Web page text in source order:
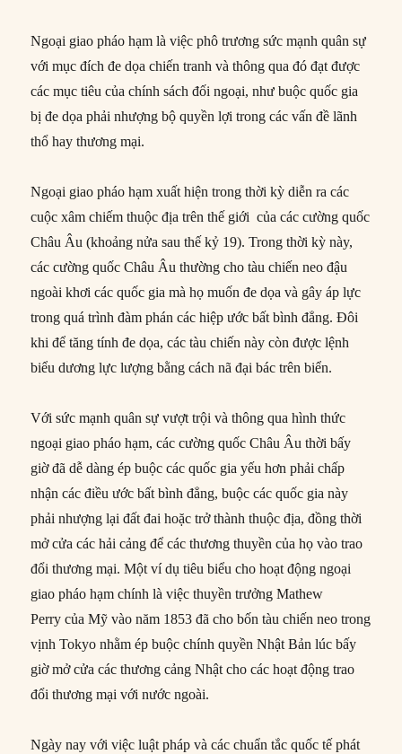
Ngoại giao pháo hạm là việc phô trương sức mạnh quân sự
với mục đích đe dọa chiến tranh và thông qua đó đạt được
các mục tiêu của chính sách đối ngoại, như buộc quốc gia
bị đe dọa phải nhượng bộ quyền lợi trong các vấn đề lãnh
thổ hay thương mại.
Ngoại giao pháo hạm xuất hiện trong thời kỳ diễn ra các
cuộc xâm chiếm thuộc địa trên thế giới của các cường quốc
Châu Âu (khoảng nửa sau thế kỷ 19). Trong thời kỳ này,
các cường quốc Châu Âu thường cho tàu chiến neo đậu
ngoài khơi các quốc gia mà họ muốn đe dọa và gây áp lực
trong quá trình đàm phán các hiệp ước bất bình đẳng. Đôi
khi để tăng tính đe dọa, các tàu chiến này còn được lệnh
biểu dương lực lượng bằng cách nã đại bác trên biển.
Với sức mạnh quân sự vượt trội và thông qua hình thức
ngoại giao pháo hạm, các cường quốc Châu Âu thời bấy
giờ đã dễ dàng ép buộc các quốc gia yếu hơn phải chấp
nhận các điều ước bất bình đẳng, buộc các quốc gia này
phải nhượng lại đất đai hoặc trở thành thuộc địa, đồng thời
mở cửa các hải cảng để các thương thuyền của họ vào trao
đổi thương mại. Một ví dụ tiêu biểu cho hoạt động ngoại
giao pháo hạm chính là việc thuyền trưởng Mathew
Perry của Mỹ vào năm 1853 đã cho bốn tàu chiến neo trong
vịnh Tokyo nhằm ép buộc chính quyền Nhật Bản lúc bấy
giờ mở cửa các thương cảng Nhật cho các hoạt động trao
đổi thương mại với nước ngoài.
Ngày nay với việc luật pháp và các chuẩn tắc quốc tế phát